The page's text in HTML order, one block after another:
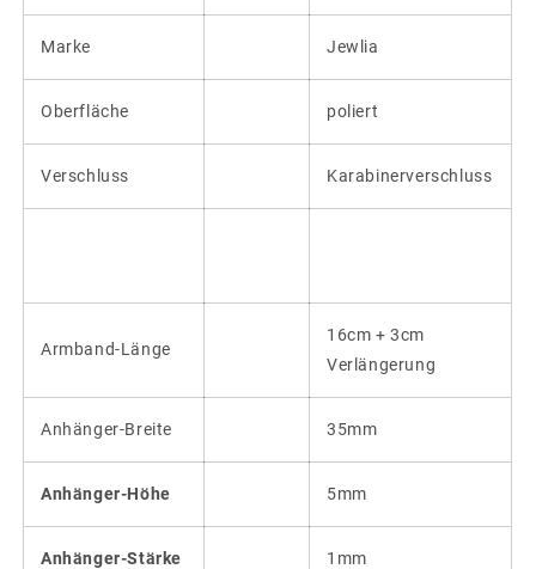
Marke Jewlia
Oberfläche poliert
Verschluss Karabinerverschluss
Armband-Länge
16cm + 3cm
Verlängerung
Anhänger-Breite 35mm
Anhänger-Höhe 5mm
Anhänger-Stärke 1mm